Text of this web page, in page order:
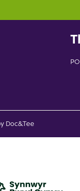
Doc&Tee(opens new